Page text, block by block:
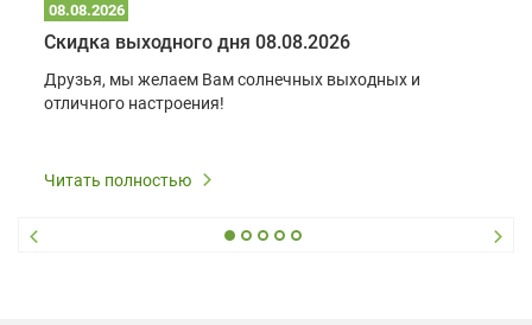
08.08.2026
Скидка выходного дня 08.08.2026
Друзья, мы желаем Вам солнечных выходных и
отличного настроения!
Читать полностью